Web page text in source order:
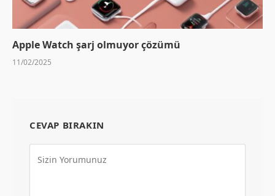
Apple Watch şarj olmuyor çözümü
11/02/2025
CEVAP BIRAKIN